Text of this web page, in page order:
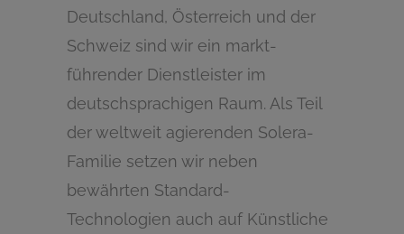
Deutschland, Österreich und der
Schweiz sind wir ein markt-
führender Dienstleister im
deutschsprachigen Raum. Als Teil
der weltweit agierenden Solera-
Familie setzen wir neben
bewährten Standard-
Technologien auch auf Künstliche